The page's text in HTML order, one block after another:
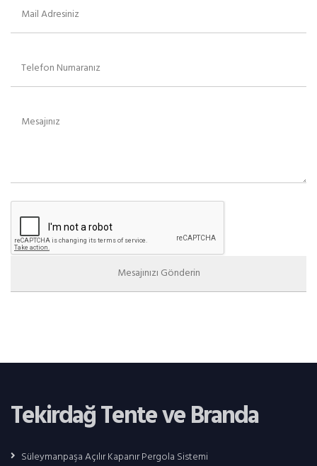
Tekirdağ Tente ve Branda
Süleymanpaşa Açılır Kapanır Pergola Sistemi